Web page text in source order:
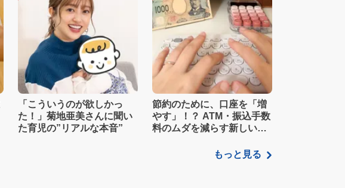
「こういうのが欲しかっ
た！」菊地亜美さんに聞い
た育児の”リアルな本音”
節約のために、口座を「増
やす」！？ ATM・振込手数
料のムダを減らす新しい家
もっと見る